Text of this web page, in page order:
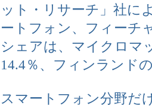
ット・リサーチ」社に
ートフォン、フィーチ
シェアは、マイクロマ
14.4％、フィンランド
スマートフォン分野だ